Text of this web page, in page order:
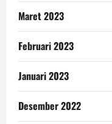
Maret 2023
Februari 2023
Januari 2023
Desember 2022